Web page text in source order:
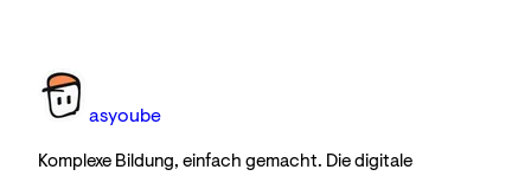
asyoube
Komplexe Bildung, einfach gemacht. Die digitale